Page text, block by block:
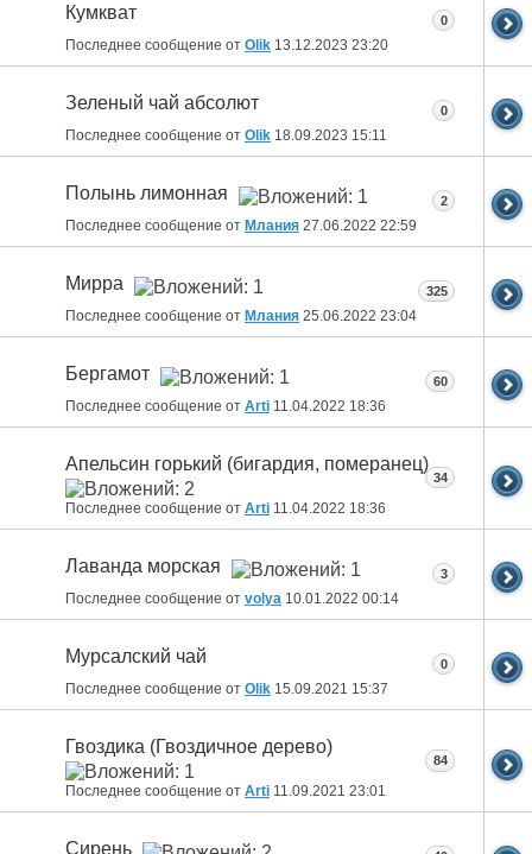
Кумкват
Последнее сообщение от Olik 13.12.2023 23:20
0
Зеленый чай абсолют
Последнее сообщение от Olik 18.09.2023 15:11
0
Полынь лимонная
Последнее сообщение от Млания 27.06.2022 22:59
2
Мирра
Последнее сообщение от Млания 25.06.2022 23:04
325
Бергамот
Последнее сообщение от Arti 11.04.2022 18:36
60
Апельсин горький (бигардия, померанец)
Последнее сообщение от Arti 11.04.2022 18:36
34
Лаванда морская
Последнее сообщение от volya 10.01.2022 00:14
3
Мурсалский чай
Последнее сообщение от Olik 15.09.2021 15:37
0
Гвоздика (Гвоздичное дерево)
Последнее сообщение от Arti 11.09.2021 23:01
84
Сирень